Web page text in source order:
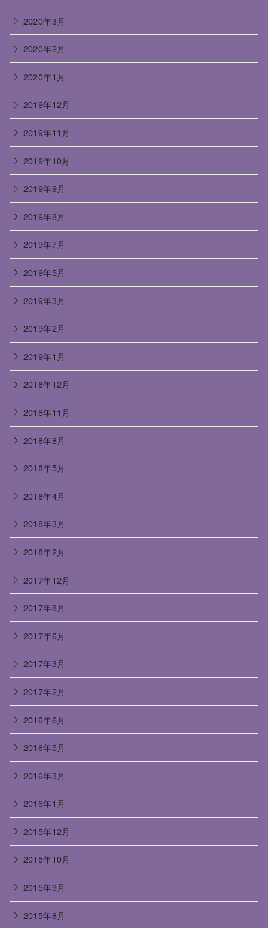
2020年3月
2020年2月
2020年1月
2019年12月
2019年11月
2019年10月
2019年9月
2019年8月
2019年7月
2019年5月
2019年3月
2019年2月
2019年1月
2018年12月
2018年11月
2018年8月
2018年5月
2018年4月
2018年3月
2018年2月
2017年12月
2017年8月
2017年6月
2017年3月
2017年2月
2016年6月
2016年5月
2016年3月
2016年1月
2015年12月
2015年10月
2015年9月
2015年8月